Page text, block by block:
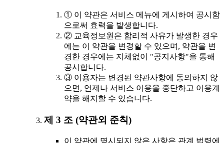
① 이 약관은 서비스 메뉴에 게시하여 공시함
으로써 효력을 발생합니다.
② 교육정보원은 합리적 사유가 발생한 경우
에는 이 약관을 변경할 수 있으며, 약관을 변
경한 경우에는 지체없이 "공지사항"을 통해
공시합니다.
③ 이용자는 변경된 약관사항에 동의하지 않
으면, 언제나 서비스 이용을 중단하고 이용계
약을 해지할 수 있습니다.
제 3 조 (약관외 준칙)
이 약관에 명시되지 않은 사항은 관계 법령에